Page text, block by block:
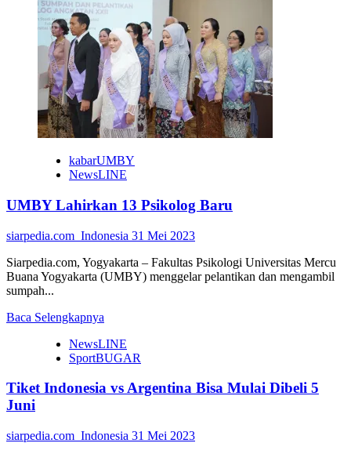
about
Sandy
Walsh,
Antusias
Kembali
ke
Kota
Kelahiran
Kakek
kabarUMBY
NewsLINE
UMBY Lahirkan 13 Psikolog Baru
siarpedia.com_Indonesia 31 Mei 2023
Siarpedia.com, Yogyakarta – Fakultas Psikologi Universitas Mercu
Buana Yogyakarta (UMBY) menggelar pelantikan dan mengambil
sumpah...
Baca Selengkapnya
about
UMBY
13
NewsLINE
SportBUGAR
Tiket Indonesia vs Argentina Bisa Mulai Dibeli 5
Juni
siarpedia.com_Indonesia 31 Mei 2023